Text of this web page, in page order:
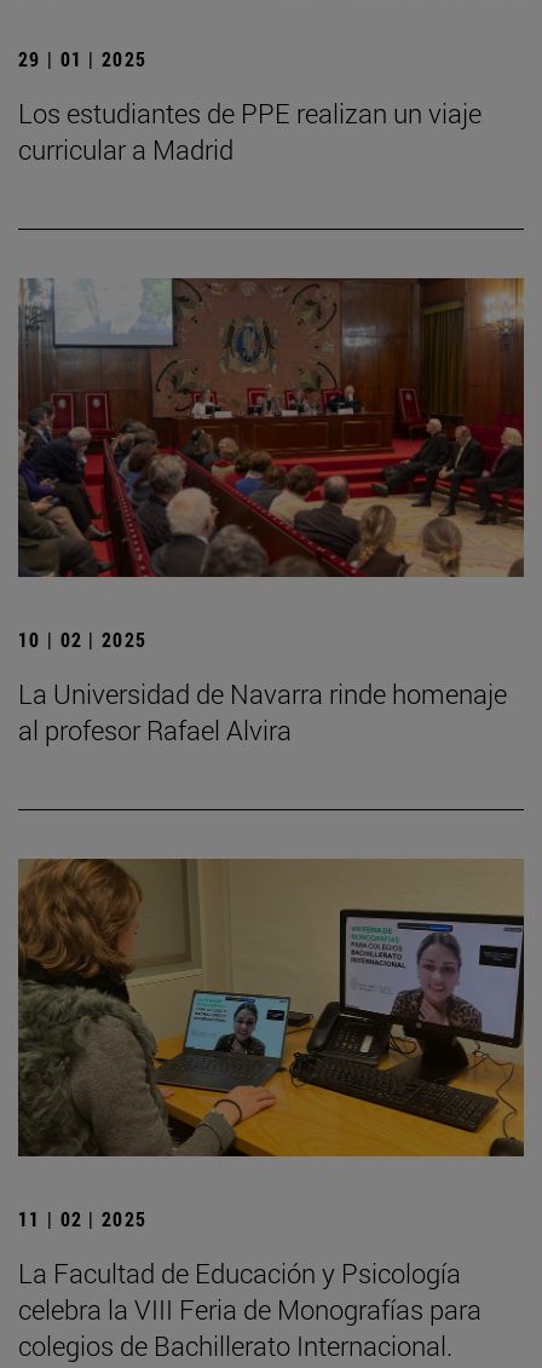
29 | 01 | 2025
Los estudiantes de PPE realizan un viaje
curricular a Madrid
10 | 02 | 2025
La Universidad de Navarra rinde homenaje
al profesor Rafael Alvira
11 | 02 | 2025
La Facultad de Educación y Psicología
celebra la VIII Feria de Monografías para
colegios de Bachillerato Internacional.